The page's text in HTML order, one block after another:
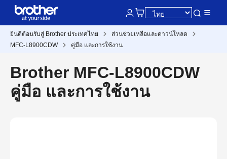
ยินดีต้อนรับสู่ Brother ประเทศไทย
ส่วนช่วยเหลือและดาวน์โหลด
MFC-L8900CDW
คู่มือ และการใช้งาน
Brother MFC-L8900CDW
คู่มือ และการใช้งาน